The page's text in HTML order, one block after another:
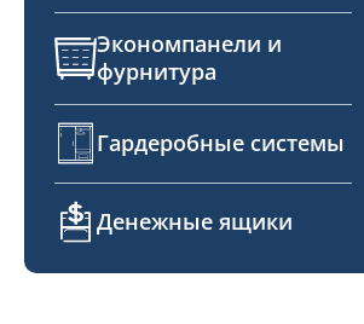
Экономпанели и
фурнитура
Гардеробные системы
Денежные ящики